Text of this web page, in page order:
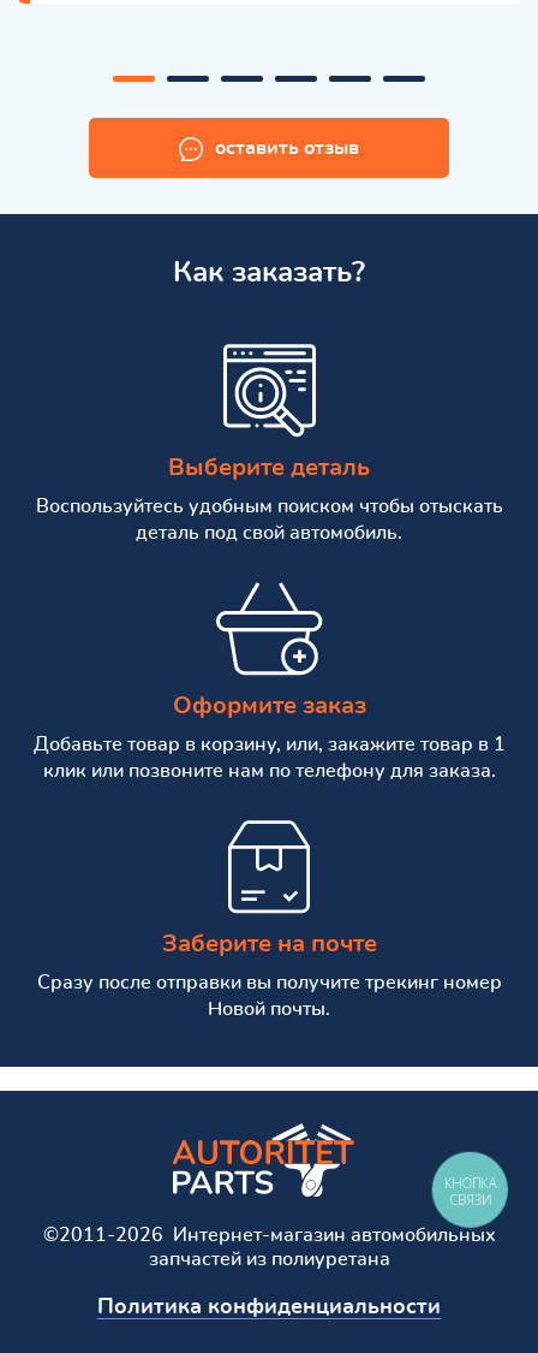
оставить отзыв
Как заказать?
Выберите деталь
Воспользуйтесь удобным поиском чтобы отыскать
деталь под свой автомобиль.
Оформите заказ
Добавьте товар в корзину, или, закажите товар в 1
клик или позвоните нам по телефону для заказа.
Заберите на почте
Сразу после отправки вы получите трекинг номер
Новой почты.
©2011-2026 Интернет-магазин автомобильных
запчастей из полиуретана
Политика конфиденциальности
КНОПКА
СВЯЗИ